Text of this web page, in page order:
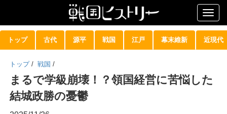
トップ 古代 源平 戦国 江戸 幕末維新 近現代
トップ / 戦国 /
まるで学級崩壊！？領国経営に苦悩した
結城政勝の憂鬱